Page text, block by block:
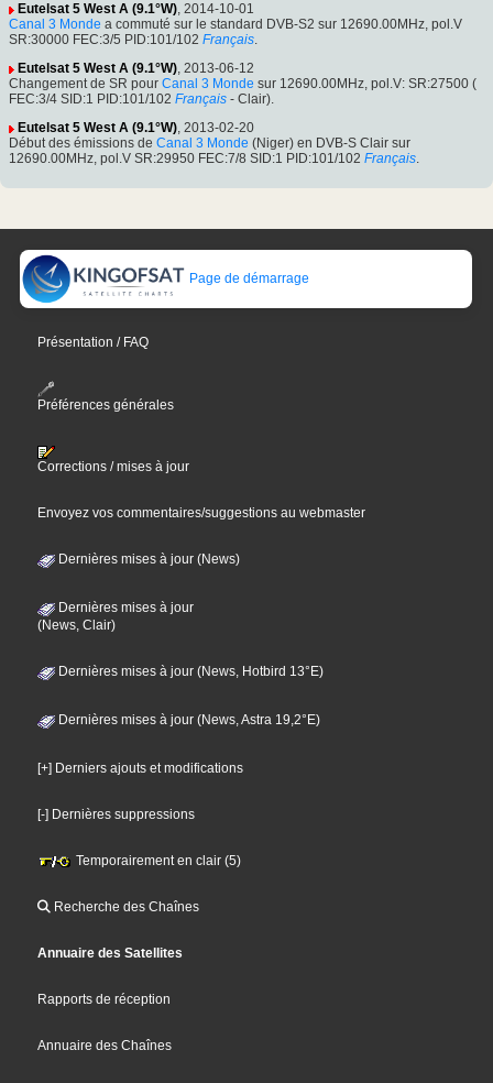
Eutelsat 5 West A (9.1°W), 2014-10-01
Canal 3 Monde a commuté sur le standard DVB-S2 sur 12690.00MHz, pol.V
SR:30000 FEC:3/5 PID:101/102 Français.
Eutelsat 5 West A (9.1°W), 2013-06-12
Changement de SR pour Canal 3 Monde sur 12690.00MHz, pol.V: SR:27500 (
FEC:3/4 SID:1 PID:101/102 Français - Clair).
Eutelsat 5 West A (9.1°W), 2013-02-20
Début des émissions de Canal 3 Monde (Niger) en DVB-S Clair sur
12690.00MHz, pol.V SR:29950 FEC:7/8 SID:1 PID:101/102 Français.
Page de démarrage
Présentation / FAQ
Préférences générales
Corrections / mises à jour
Envoyez vos commentaires/suggestions au webmaster
Dernières mises à jour (News)
Dernières mises à jour
(News, Clair)
Dernières mises à jour (News, Hotbird 13°E)
Dernières mises à jour (News, Astra 19,2°E)
[+] Derniers ajouts et modifications
[-] Dernières suppressions
Temporairement en clair (5)
Recherche des Chaînes
Annuaire des Satellites
Rapports de réception
Annuaire des Chaînes